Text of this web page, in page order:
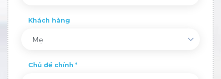
Khách hàng
Mẹ
Chủ đề chính